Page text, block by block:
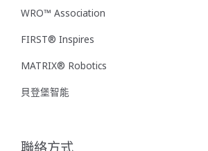
WRO™ Association
FIRST® Inspires
MATRIX® Robotics
貝登堡智能
聯絡方式